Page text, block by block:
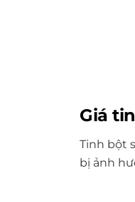
Giá
Tinh bột
bị ảnh